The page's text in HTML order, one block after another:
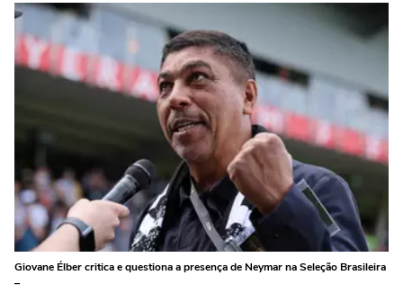
Giovane Élber critica e questiona a presença de Neymar na Seleção Brasileira
–